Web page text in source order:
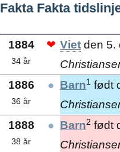
Fakta Fakta
1884
34 år
❤ Viet den 5.
1886
36 år
● Barn1 født
1888
38 år
● Barn2 født